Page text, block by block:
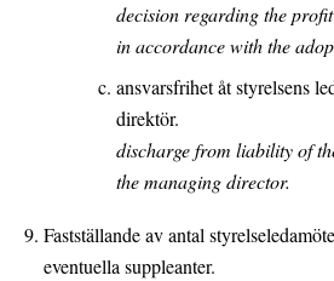
decision regarding the
in accordance with the
ansvarsfrihet åt styrelsens
direktör.
discharge from liability of
the managing director.
Fastställande av antal
eventuella suppleanter.